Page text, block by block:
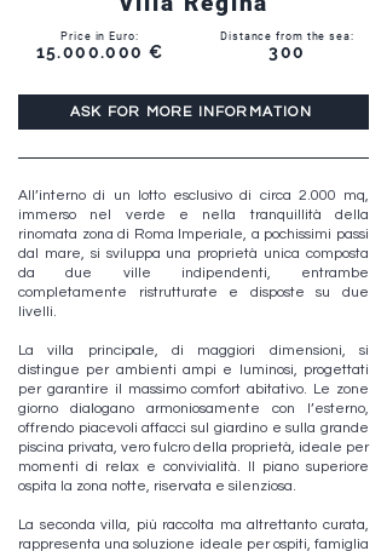
Price in Euro:
15.000.000 €
Distance from the sea:
300
ASK FOR MORE INFORMATION
All’interno di un lotto esclusivo di circa 2.000 mq,
immerso nel verde e nella tranquillità della
rinomata zona di Roma Imperiale, a pochissimi passi
dal mare, si sviluppa una proprietà unica composta
da due ville indipendenti, entrambe
completamente ristrutturate e disposte su due
livelli.
La villa principale, di maggiori dimensioni, si
distingue per ambienti ampi e luminosi, progettati
per garantire il massimo comfort abitativo. Le zone
giorno dialogano armoniosamente con l’esterno,
offrendo piacevoli affacci sul giardino e sulla grande
piscina privata, vero fulcro della proprietà, ideale per
momenti di relax e convivialità. Il piano superiore
ospita la zona notte, riservata e silenziosa.
La seconda villa, più raccolta ma altrettanto curata,
rappresenta una soluzione ideale per ospiti, famiglia